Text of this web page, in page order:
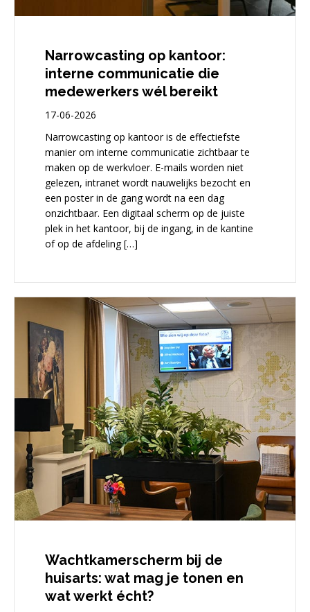
Narrowcasting op kantoor:
interne communicatie die
medewerkers wél bereikt
17-06-2026
Narrowcasting op kantoor is de effectiefste
manier om interne communicatie zichtbaar te
maken op de werkvloer. E-mails worden niet
gelezen, intranet wordt nauwelijks bezocht en
een poster in de gang wordt na een dag
onzichtbaar. Een digitaal scherm op de juiste
plek in het kantoor, bij de ingang, in de kantine
of op de afdeling […]
Wachtkamerscherm bij de
huisarts: wat mag je tonen en
wat werkt écht?